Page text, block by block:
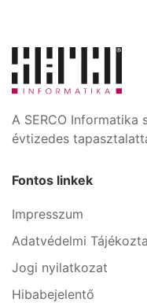
A SERCO Informatika
évtizedes
Fontos linkek
Impresszum
Adatvédelmi
Jogi nyilatkozat
Hibabejelentő